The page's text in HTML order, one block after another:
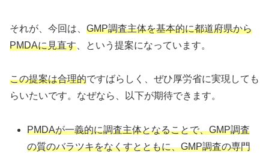
それが、今回は、 GMP調査主体を基本的に都道府県から
PMDAに見直す 、という提案になっています。
この提案は合理的ですばらしく、ぜひ厚労省に実現しても
らいたいです。なぜなら、以下が期待できます。
PMDAが一義的に調査主体となることで、GMP調査
の質のバラツキをなくすとともに、GMP調査の専門